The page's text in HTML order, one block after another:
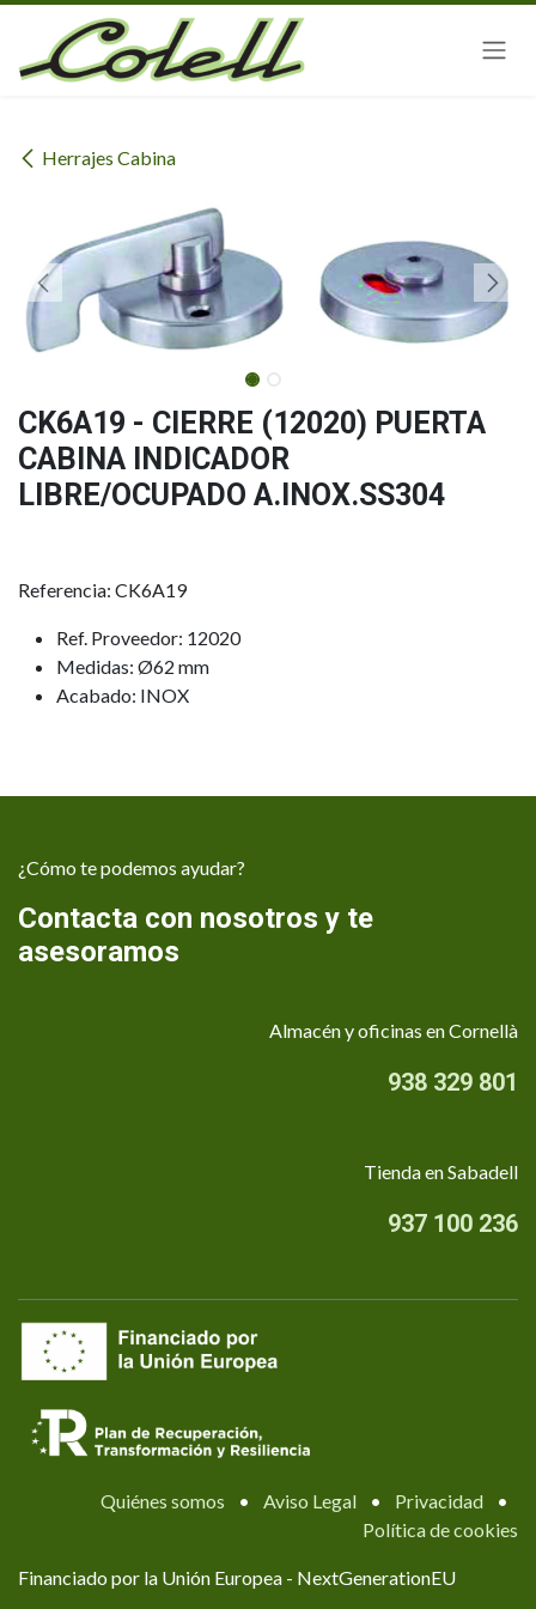
Ir al contenido
Herrajes Cabina
CK6A19 - CIERRE (12020) PUERTA
CABINA INDICADOR
LIBRE/OCUPADO A.INOX.SS304
Referencia: CK6A19
Ref. Proveedor: 12020
Medidas: Ø62 mm
Acabado: INOX
¿Cómo te podemos ayudar?
Contacta con nosotros y te
asesoramos
Almacén y oficinas en Cornellà
938 329 801
Tienda en Sabadell
937 100 236
Quiénes somos • Aviso Legal • Privacidad
•
Política de cookies
Financiado por la Unión Europea - NextGenerationEU